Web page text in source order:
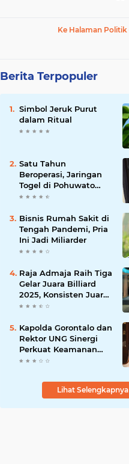
Ke Halaman Politik
Berita Terpopuler
Simbol Jeruk Purut
dalam Ritual
Satu Tahun
Beroperasi, Jaringan
Togel di Pohuwato
Akhirnya Dibongkar
Bisnis Rumah Sakit di
Tengah Pandemi, Pria
Ini Jadi Miliarder
Raja Admaja Raih Tiga
Gelar Juara Billiard
2025, Konsisten Juara
di Lima Turnamen
Kapolda Gorontalo dan
Rektor UNG Sinergi
Perkuat Keamanan
Kampus dan Wawasan
Lihat Selengkapnya